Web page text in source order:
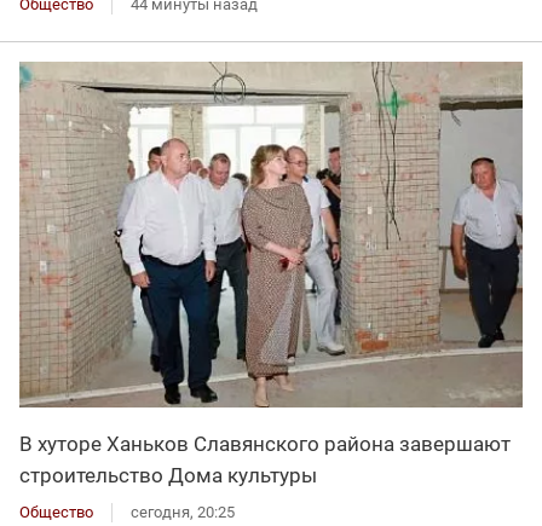
Общество 44 минуты назад
В хуторе Ханьков Славянского района завершают
строительство Дома культуры
Общество сегодня, 20:25